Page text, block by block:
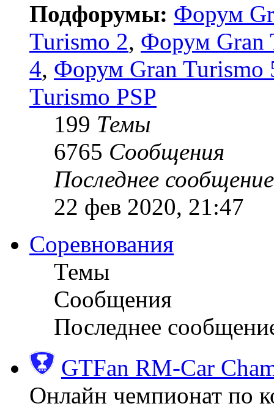
Подфорумы: Форум
Turismo 2, Форум Gran
4, Форум Gran Turismo
Turismo PSP
199 Темы
6765 Сообщения
Последнее сообщение
22 фев 2020, 21:47
Соревнования
Темы
Сообщения
Последнее
GTFan RM-Car
Онлайн чемпионат по